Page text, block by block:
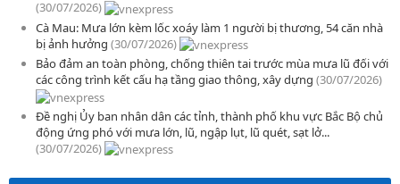
(30/07/2026)
Cà Mau: Mưa lớn kèm lốc xoáy làm 1 người bị thương, 54 căn nhà
bị ảnh hưởng (30/07/2026)
Bảo đảm an toàn phòng, chống thiên tai trước mùa mưa lũ đối với
các công trình kết cấu hạ tầng giao thông, xây dựng (30/07/2026)
Đề nghị Ủy ban nhân dân các tỉnh, thành phố khu vực Bắc Bộ chủ
động ứng phó với mưa lớn, lũ, ngập lụt, lũ quét, sạt lở...
(30/07/2026)